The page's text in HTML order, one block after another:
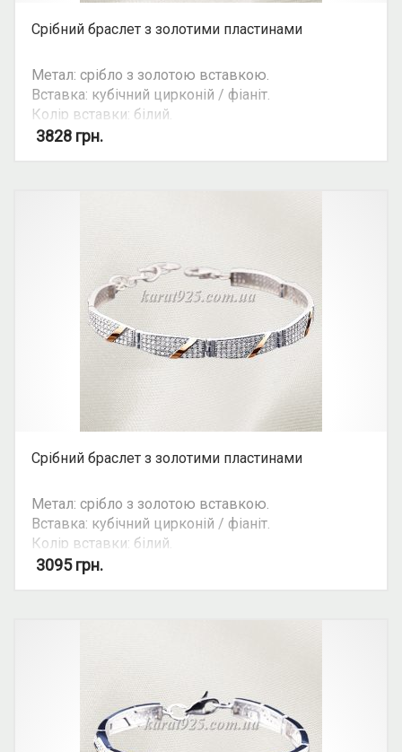
Срібний браслет з золотими пластинами
Метал: срібло з золотою вставкою.
Вставка: кубічний цирконій / фіаніт.
Колір вставки: білий.
Можливість камплекту: так
3828 грн.
Срібний браслет з золотими пластинами
Метал: срібло з золотою вставкою.
Вставка: кубічний цирконій / фіаніт.
Колір вставки: білий.
Можливість камплекту: так
3095грн.